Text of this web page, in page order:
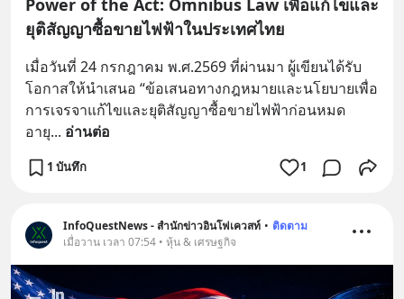
Power of the Act: Omnibus Law เพื่อแก้ไขและ
ยุติสัญญาซื้อขายไฟฟ้าในประเทศไทย
เมื่อวันที่ 24 กรกฎาคม พ.ศ.2569 ที่ผ่านมา ผู้เขียนได้รับ
โอกาสให้นำเสนอ “ข้อเสนอทางกฎหมายและนโยบายเพื่อ
การเจรจาแก้ไขและยุติสัญญาซื้อขายไฟฟ้าก่อนหมด
อายุ... อ่านต่อ
1 บันทึก 1
InfoQuestNews - สำนักข่าวอินโฟเควสท์ • ติดตาม
เมื่อวาน เวลา 07:54 • หุ้น & เศรษฐกิจ